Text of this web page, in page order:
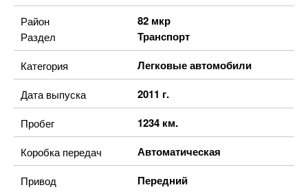
Район 82 мкр
Раздел Транспорт
Категория Легковые автомобили
Дата выпуска 2011 г.
Пробег 1234 км.
Коробка передач Автоматическая
Привод Передний